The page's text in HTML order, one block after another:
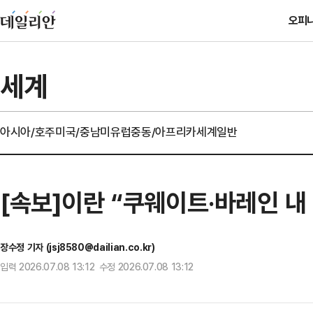
오피
세계
아시아/호주미국/중남미유럽중동/아프리카세계일반
[속보]이란 “쿠웨이트·바레인
장수정 기자 (jsj8580@dailian.co.kr)
입력 2026.07.08 13:12 수정 2026.07.08 13:12